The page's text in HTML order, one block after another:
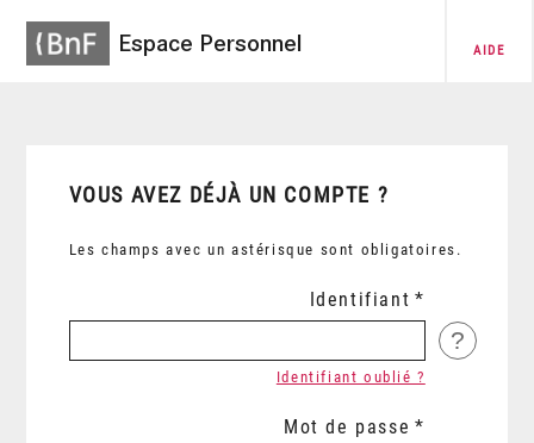
Espace Personnel AIDE
VOUS AVEZ DÉJÀ UN COMPTE ?
Les champs avec un astérisque sont obligatoires.
Identifiant
?
Identifiant oublié ?
Mot de passe